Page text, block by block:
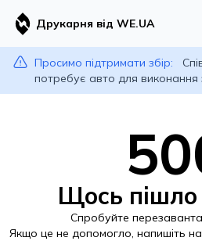
Друкарня від WE.UA
Просимо підтримати збір:
потребує авто для виконання
Щось пішло
Спробуйте
Якщо це не допомогло, напишіть